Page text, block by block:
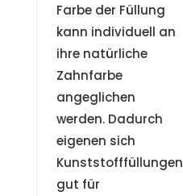
Farbe der Füllung
kann individuell an
ihre natürliche
Zahnfarbe
angeglichen
werden. Dadurch
eigenen sich
Kunststofffüllungen
gut für